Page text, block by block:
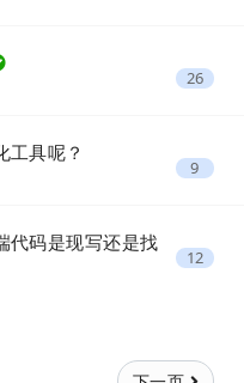
26
工具呢？
9
代码是现写还是找
12